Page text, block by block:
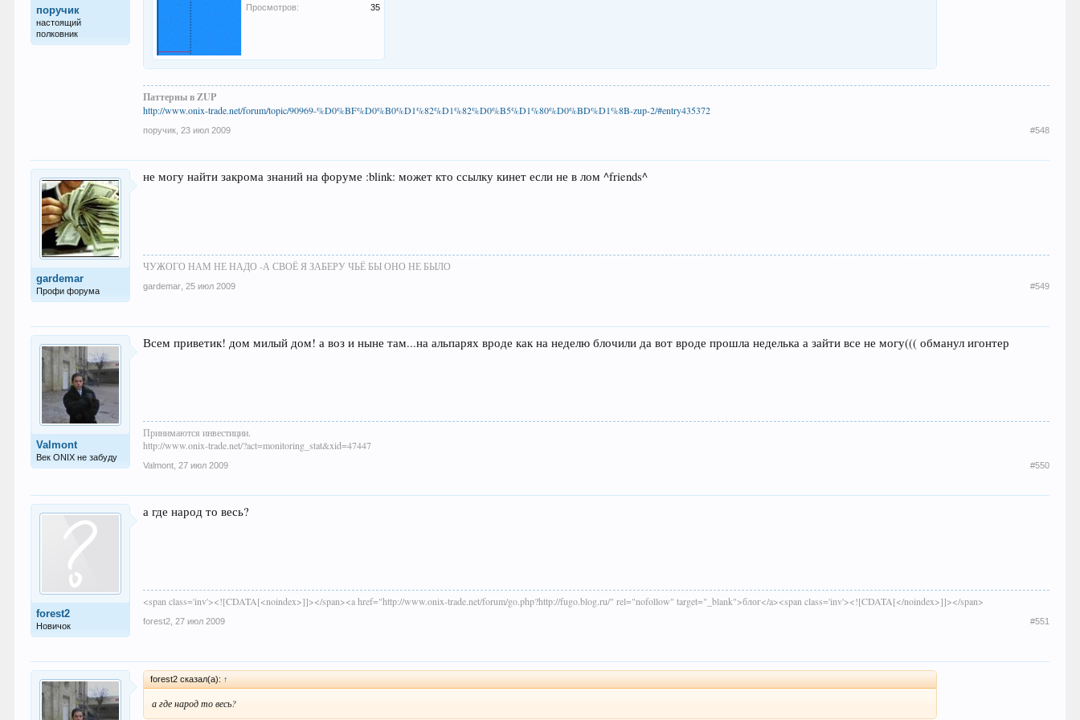
поручик
настоящий
полковник
Просмотров:
35
Паттерны в ZUP
http://www.onix-trade.net/forum/topic/90969-%D0%BF%D0%B0%D1%82%D1%82%D0%B5%D1%80%D0%BD%D1%8B-zup-2/#entry435372
поручик 23 июл 2009 #548
gardemar
Профи форума
не могу найти закрома знаний на форуме :blink: может кто ссылку кинет если не в лом ^friends^
ЧУЖОГО НАМ НЕ НАДО -А СВОЁ Я ЗАБЕРУ ЧЬЁ БЫ ОНО НЕ БЫЛО
gardemar 25 июл 2009 #549
Valmont
Век ONIX не забуду
Всем приветик! дом милый дом! а воз и ныне там...на альпарях вроде как на неделю блочили да вот вроде прошла неделька а зайти все не могу((( обманул игонтер
Принимаются инвестиции.
http://www.onix-trade.net/?act=monitoring_stat&xid=47447
Valmont 27 июл 2009 #550
forest2
Новичок
а где народ то весь?
<span class='inv'><![CDATA[<noindex>]]></span><a href="http://www.onix-trade.net/forum/go.php?http://fugo.blog.ru/" rel="nofollow" target="_blank">блог</a><span class='inv'><![CDATA[</noindex>]]></span>
forest2 27 июл 2009 #551
forest2 сказал(а): ↑
а где народ то весь?